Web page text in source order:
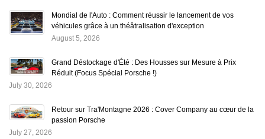
Mondial de l'Auto : Comment réussir le lancement de vos
véhicules grâce à un théâtralisation d'exception
August 5, 2026
Grand Déstockage d'Été : Des Housses sur Mesure à Prix
Réduit (Focus Spécial Porsche !)
July 30, 2026
Retour sur Tra'Montagne 2026 : Cover Company au cœur de la
passion Porsche
July 27, 2026